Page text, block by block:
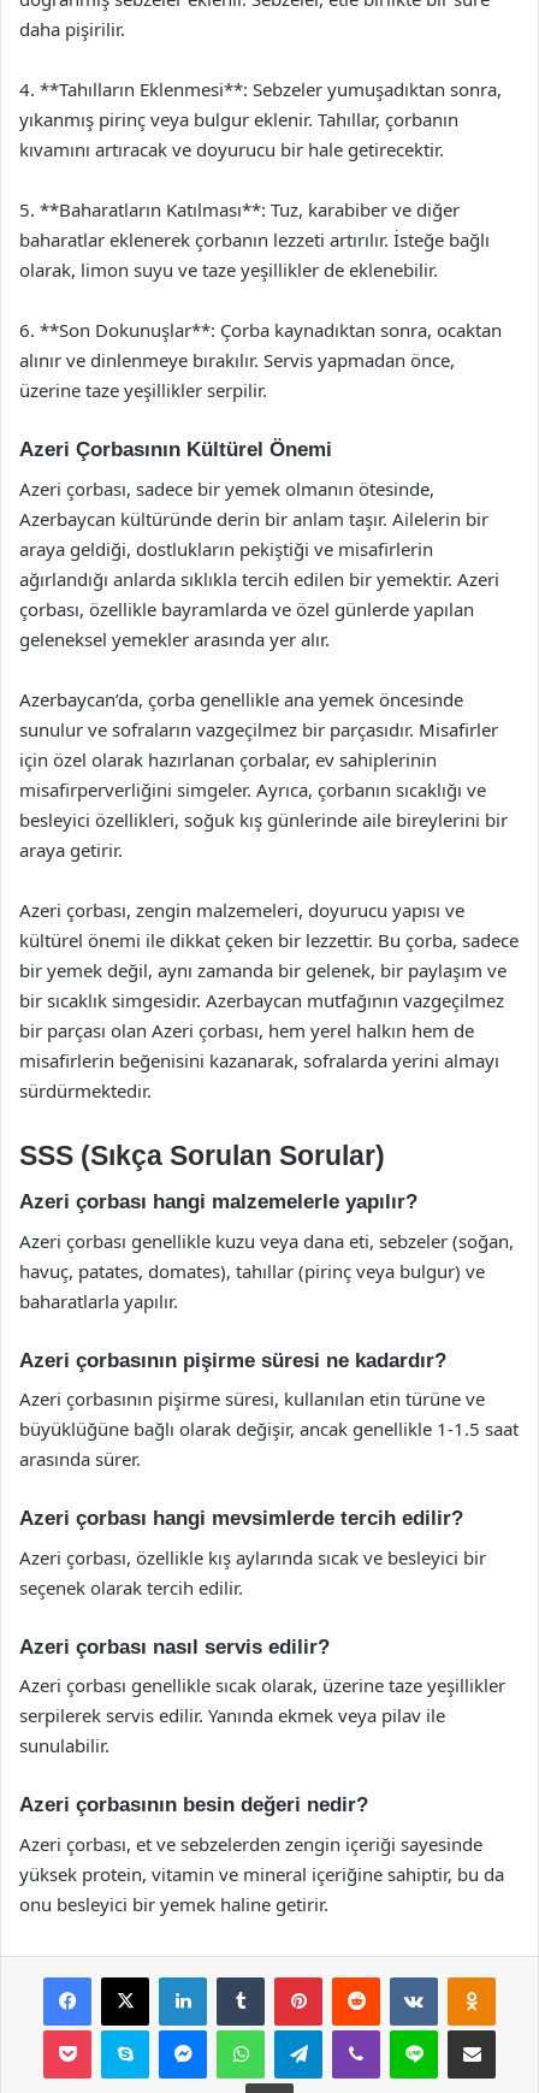
daha pişirilir.
4. **Tahılların Eklenmesi**: Sebzeler yumuşadıktan sonra,
yıkanmış pirinç veya bulgur eklenir. Tahıllar, çorbanın
kıvamını artıracak ve doyurucu bir hale getirecektir.
5. **Baharatların Katılması**: Tuz, karabiber ve diğer
baharatlar eklenerek çorbanın lezzeti artırılır. İsteğe bağlı
olarak, limon suyu ve taze yeşillikler de eklenebilir.
6. **Son Dokunuşlar**: Çorba kaynadıktan sonra, ocaktan
alınır ve dinlenmeye bırakılır. Servis yapmadan önce,
üzerine taze yeşillikler serpilir.
Azeri Çorbasının Kültürel Önemi
Azeri çorbası, sadece bir yemek olmanın ötesinde,
Azerbaycan kültüründe derin bir anlam taşır. Ailelerin bir
araya geldiği, dostlukların pekiştiği ve misafirlerin
ağırlandığı anlarda sıklıkla tercih edilen bir yemektir. Azeri
çorbası, özellikle bayramlarda ve özel günlerde yapılan
geleneksel yemekler arasında yer alır.
Azerbaycan’da, çorba genellikle ana yemek öncesinde
sunulur ve sofraların vazgeçilmez bir parçasıdır. Misafirler
için özel olarak hazırlanan çorbalar, ev sahiplerinin
misafirperverliğini simgeler. Ayrıca, çorbanın sıcaklığı ve
besleyici özellikleri, soğuk kış günlerinde aile bireylerini bir
araya getirir.
Azeri çorbası, zengin malzemeleri, doyurucu yapısı ve
kültürel önemi ile dikkat çeken bir lezzettir. Bu çorba, sadece
bir yemek değil, aynı zamanda bir gelenek, bir paylaşım ve
bir sıcaklık simgesidir. Azerbaycan mutfağının vazgeçilmez
bir parçası olan Azeri çorbası, hem yerel halkın hem de
misafirlerin beğenisini kazanarak, sofralarda yerini almayı
sürdürmektedir.
SSS (Sıkça Sorulan Sorular)
Azeri çorbası hangi malzemelerle yapılır?
Azeri çorbası genellikle kuzu veya dana eti, sebzeler (soğan,
havuç, patates, domates), tahıllar (pirinç veya bulgur) ve
baharatlarla yapılır.
Azeri çorbasının pişirme süresi ne kadardır?
Azeri çorbasının pişirme süresi, kullanılan etin türüne ve
büyüklüğüne bağlı olarak değişir, ancak genellikle 1-1.5 saat
arasında sürer.
Azeri çorbası hangi mevsimlerde tercih edilir?
Azeri çorbası, özellikle kış aylarında sıcak ve besleyici bir
seçenek olarak tercih edilir.
Azeri çorbası nasıl servis edilir?
Azeri çorbası genellikle sıcak olarak, üzerine taze yeşillikler
serpilerek servis edilir. Yanında ekmek veya pilav ile
sunulabilir.
Azeri çorbasının besin değeri nedir?
Azeri çorbası, et ve sebzelerden zengin içeriği sayesinde
yüksek protein, vitamin ve mineral içeriğine sahiptir, bu da
onu besleyici bir yemek haline getirir.
Facebook
X LinkedInTumblr PinterestReddit VKontakte
Pocket Skype MessengerWhatsAppTelegramViber Line E-Posta ile
Yazdır